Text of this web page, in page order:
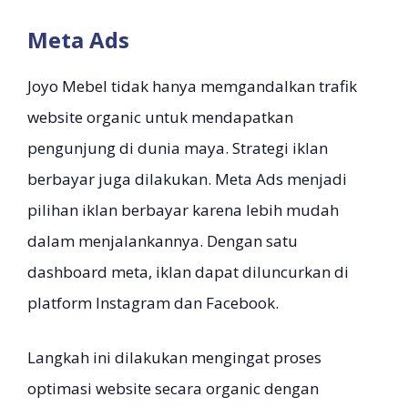
Meta Ads
Joyo Mebel tidak hanya memgandalkan trafik
website organic untuk mendapatkan
pengunjung di dunia maya. Strategi iklan
berbayar juga dilakukan. Meta Ads menjadi
pilihan iklan berbayar karena lebih mudah
dalam menjalankannya. Dengan satu
dashboard meta, iklan dapat diluncurkan di
platform Instagram dan Facebook.
Langkah ini dilakukan mengingat proses
optimasi website secara organic dengan